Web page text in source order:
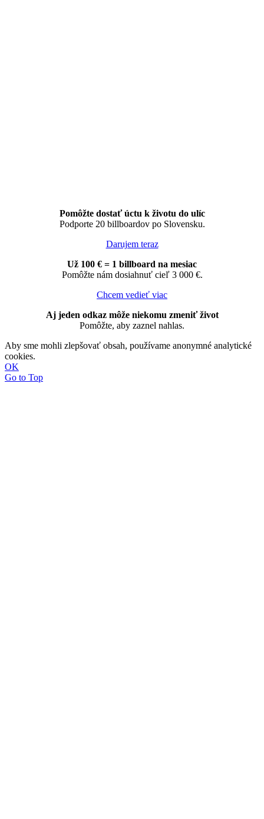
Pomôžte dostať úctu k životu do ulíc
Podporte 20 billboardov po Slovensku.
Darujem teraz
Už 100 € = 1 billboard na mesiac
Pomôžte nám dosiahnuť cieľ 3 000 €.
Chcem vedieť viac
Aj jeden odkaz môže niekomu zmeniť život
Pomôžte, aby zaznel nahlas.
Aby sme mohli zlepšovať obsah, používame anonymné analytické
cookies.
OK
Go to Top